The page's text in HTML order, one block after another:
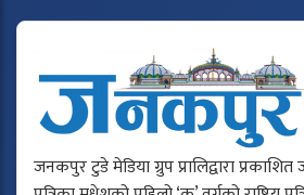
जनकपुर टुडे मेडिया ग्रुप प्रालिद्वारा